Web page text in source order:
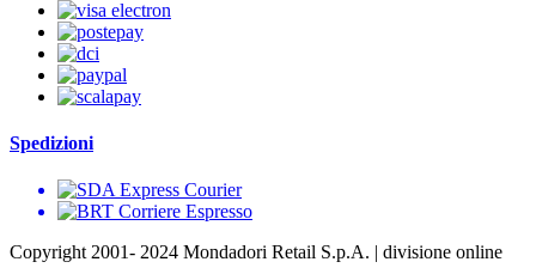
Spedizioni
Copyright 2001- 2024 Mondadori Retail S.p.A. | divisione online